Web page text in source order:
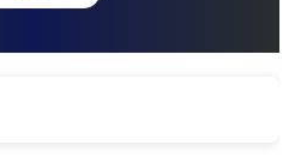
完赛